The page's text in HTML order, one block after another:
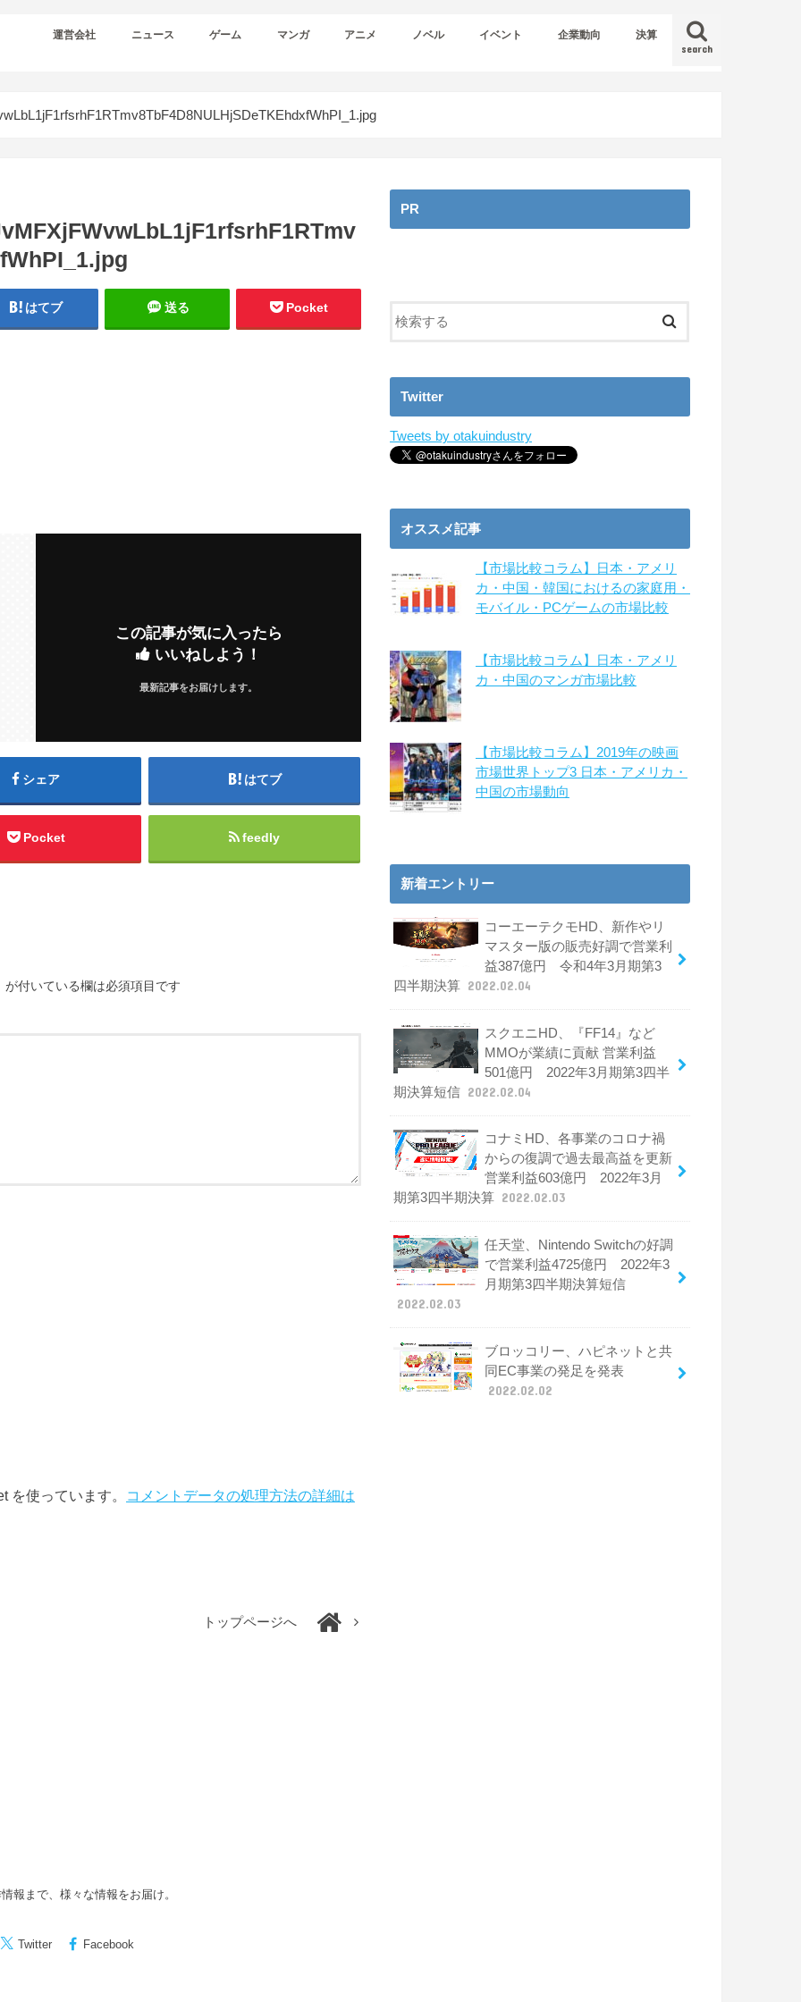
search
運営会社 ニュース ゲーム マンガ アニメ ノベル イベント 企業動向 決算
はてブ 送る Pocket
この記事が気に入ったら
いいねしよう！
最新記事をお届けします。
シェア はてブ
Pocket feedly
が付いている欄は必須項目です
を使っています。 コメントデータの処理方法の詳細は
トップページへ
報まで、様々な情報をお届け。
Twitter Facebook
PR
Twitter
Tweets by otakuindustry
オススメ記事
【市場比較コラム】日本・アメリ
カ・中国・韓国におけるの家庭用・
モバイル・PCゲームの市場比較
【市場比較コラム】日本・アメリ
カ・中国のマンガ市場比較
【市場比較コラム】2019年の映画
市場世界トップ3 日本・アメリカ・
中国の市場動向
新着エントリー
コーエーテクモHD、新作やリ
マスター版の販売好調で営業利
益387億円 令和4年3月期第3
四半期決算 2022.02.04
スクエニHD、『FF14』など
MMOが業績に貢献 営業利益
501億円 2022年3月期第3四半
期決算短信 2022.02.04
コナミHD、各事業のコロナ禍
からの復調で過去最高益を更新
営業利益603億円 2022年3月
期第3四半期決算 2022.02.03
任天堂、Nintendo Switchの好調
で営業利益4725億円 2022年3
月期第3四半期決算短信
2022.02.03
ブロッコリー、ハピネットと共
同EC事業の発足を発表
2022.02.02